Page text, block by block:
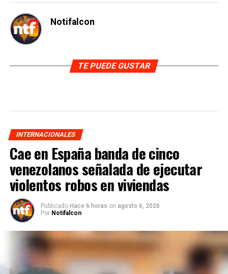
Notifalcon
TE PUEDE GUSTAR
INTERNACIONALES
Cae en España banda de cinco
venezolanos señalada de ejecutar
violentos robos en viviendas
Publicado Hace 6 horas on agosto 6, 2026
Por Notifalcon